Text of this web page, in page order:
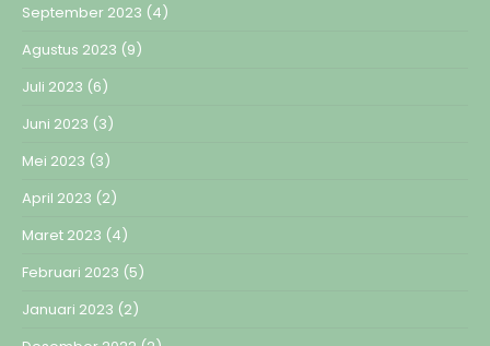
September 2023 (4)
Agustus 2023 (9)
Juli 2023 (6)
Juni 2023 (3)
Mei 2023 (3)
April 2023 (2)
Maret 2023 (4)
Februari 2023 (5)
Januari 2023 (2)